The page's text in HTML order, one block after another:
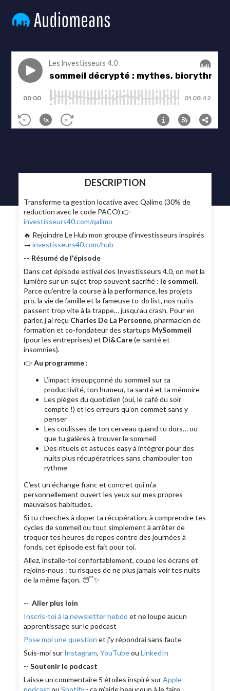
DESCRIPTION
Transforme ta gestion locative avec Qalimo (30% de
reduction avec le code PACO) 👉
investisseurs40.com/qalimo
🔥 Rejoindre Le Hub mon groupe d'investisseurs inspirés
→investisseurs40.com/hub
-- Résumé de l'épisode
Dans cet épisode estival des Investisseurs 4.0, on met la
lumière sur un sujet trop souvent sacrifié : le sommeil.
Parce qu’entre la course à la performance, les projets
pro, la vie de famille et la fameuse to-do list, nos nuits
passent trop vite à la trappe… jusqu’au crash. Pour en
parler, j’ai reçu Charles De La Personne, pharmacien de
formation et co-fondateur des startups MySommeil
(pour les entreprises) et Di&Care(e-santé et
insomnies).
👉Au programme :
L’impact insoupçonné du sommeil sur ta
productivité, ton humeur, ta santé et ta mémoire
Les pièges du quotidien (oui, le café du soir
compte !) et les erreurs qu’on commet sans y
penser
Les coulisses de ton cerveau quand tu dors… ou
que tu galères à trouver le sommeil
Des rituels et astuces easy à intégrer pour des
nuits plus récupératrices sans chambouler ton
rythme
C’est un échange franc et concret qui m’a
personnellement ouvert les yeux sur mes propres
mauvaises habitudes.
Si tu cherches à doper ta récupération, à comprendre tes
cycles de sommeil ou tout simplement à arrêter de
troquer tes heures de repos contre des journées à
fonds, cet épisode est fait pour toi.
Allez, installe-toi confortablement, coupe les écrans et
rejoins-nous : tu risques de ne plus jamais voir tes nuits
de la même façon. 😴✨
-- Aller plus loin
Inscris-toi à la newsletter hebdo et ne loupe aucun
apprentissage sur le podcast
Pose moi une question et j'y répondrai sans faute
Suis-moi sur Instagram,YouTubeouLinkedIn
--Soutenir le podcast
Laisse un commentaire 5 étoiles inspiré surApple